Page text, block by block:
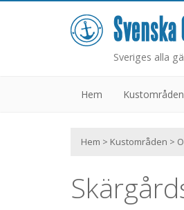
Sveriges alla
Hem Kustområden
Hem > Kustområden >